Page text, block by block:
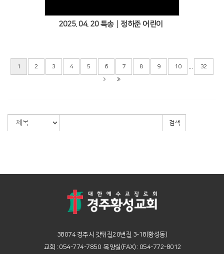
2025. 04. 20 특송│정하준 어린이
1 2 3 4 5 6 7 8 9 10 32
검색
38074 경주시 갓뒤길20번길 3-18(황성동)
교회 : 054-774-7850 목양실(FAX) : 054-772-8012